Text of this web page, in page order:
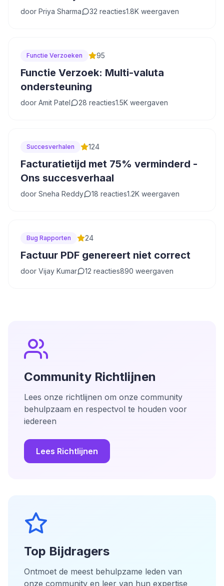
door Priya Sharma 32 reacties1.8K weergaven
Functie Verzoeken 95
Functie Verzoek: Multi-valuta
ondersteuning
door Amit Patel 28 reacties1.5K weergaven
Succesverhalen 124
Facturatietijd met 75% verminderd -
Ons succesverhaal
door Sneha Reddy 18 reacties1.2K weergaven
Bug Rapporten 24
Factuur PDF genereert niet correct
door Vijay Kumar 12 reacties890 weergaven
Community Richtlijnen
Lees onze richtlijnen om onze community
behulpzaam en respectvol te houden voor
iedereen
Lees Richtlijnen
Top Bijdragers
Ontmoet de meest behulpzame leden van
onze community en leer van hun expertise